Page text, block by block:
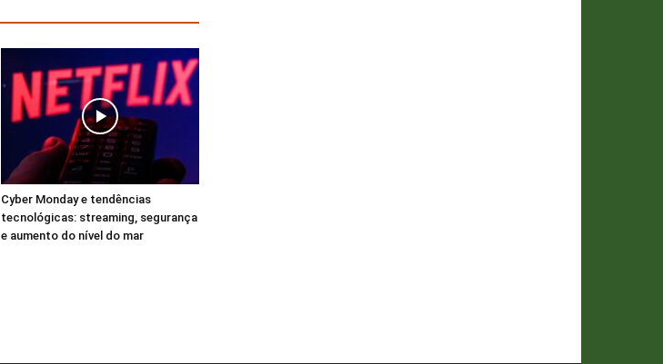
Cyber ​​Monday e tendências
tecnológicas: streaming, segurança
e aumento do nível do mar